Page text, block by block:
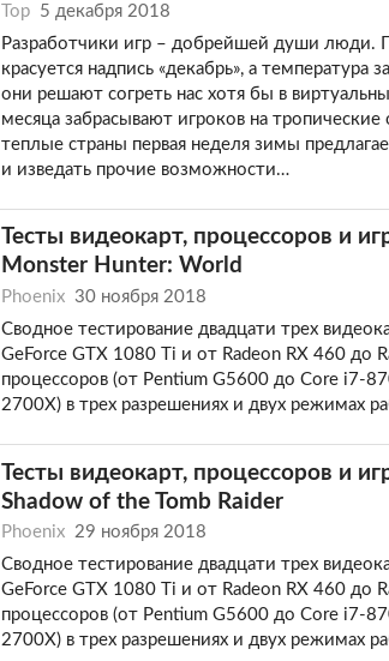
Top
5 декабря 2018
Разработчики игр – добрейшей души люди.
красуется надпись «декабрь», а температура
они решают согреть нас хотя бы в
месяца забрасывают игроков на
теплые страны первая неделя зимы
и изведать прочие возможности…
Тесты видеокарт, процессоров и
Monster Hunter: World
Phoenix 30 ноября 2018
Сводное тестирование двадцати трех
GeForce GTX 1080 Ti и от Radeon RX 460 до
процессоров (от Pentium G5600 до Core i7-
2700X) в трех разрешениях и двух режимах
Тесты видеокарт, процессоров и
Shadow of the Tomb Raider
Phoenix 29 ноября 2018
Сводное тестирование двадцати трех
GeForce GTX 1080 Ti и от Radeon RX 460 до
процессоров (от Pentium G5600 до Core i7-
2700X) в трех разрешениях и двух режимах